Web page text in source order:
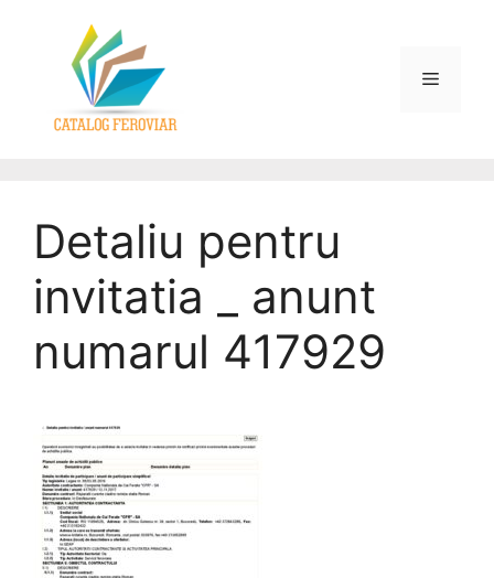
Detaliu pentru
invitatia _ anunt
numarul 417929